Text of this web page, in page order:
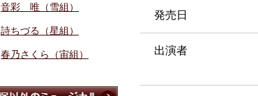
発売日
出演者
音彩 唯（雪組）
詩ちづる（星組）
春乃さくら（宙組）